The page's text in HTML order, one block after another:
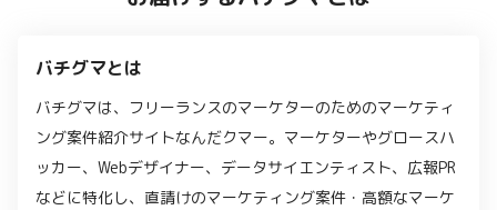
バチグマとは
バチグマは、フリーランスのマーケターのためのマーケティ
ング案件紹介サイトなんだクマー。マーケターやグロースハ
ッカー、Webデザイナー、データサイエンティスト、広報PR
などに特化し、直請けのマーケティング案件・高額なマーケ